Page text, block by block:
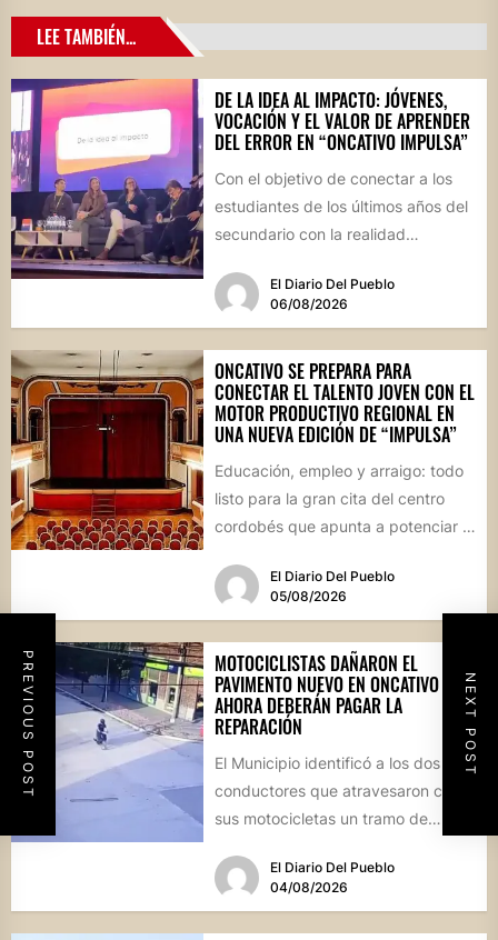
PREVIOUS POST NEXT POST
LEE TAMBIÉN...
DE LA IDEA AL IMPACTO: JÓVENES,
VOCACIÓN Y EL VALOR DE APRENDER
DEL ERROR EN “ONCATIVO IMPULSA”
Con el objetivo de conectar a los
estudiantes de los últimos años del
secundario con la realidad
El Diario Del Pueblo
06/08/2026
ONCATIVO SE PREPARA PARA
CONECTAR EL TALENTO JOVEN CON EL
MOTOR PRODUCTIVO REGIONAL EN
UNA NUEVA EDICIÓN DE “IMPULSA”
Educación, empleo y arraigo: todo
listo para la gran cita del centro
cordobés que apunta a potenciar el
El Diario Del Pueblo
05/08/2026
MOTOCICLISTAS DAÑARON EL
PAVIMENTO NUEVO EN ONCATIVO Y
AHORA DEBERÁN PAGAR LA
REPARACIÓN
El Municipio identificó a los dos
conductores que atravesaron con
sus motocicletas un tramo de
calle...
El Diario Del Pueblo
04/08/2026